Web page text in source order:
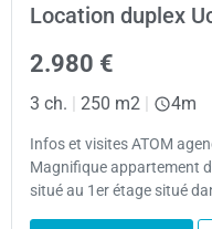
Location duplex
2.980 €
3 ch. | 250 m2 | 4m
Infos et visites ATOM
Magnifique appartement
situé au 1er étage situé